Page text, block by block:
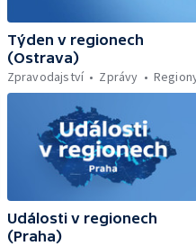
Týden v regionech
(Ostrava)
Zpravodajství
Zprávy
Události v regionech
(Praha)